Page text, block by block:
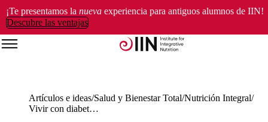
¡Te presentamos la nueva experiencia para antiguos alumnos de IIN!
Descubre las ventajas
Artículos e ideas Salud y Bienestar Total Nutrición Integral
Vivir con diabetes: Cuatro formas de mejorar la salud y la calidad de vida